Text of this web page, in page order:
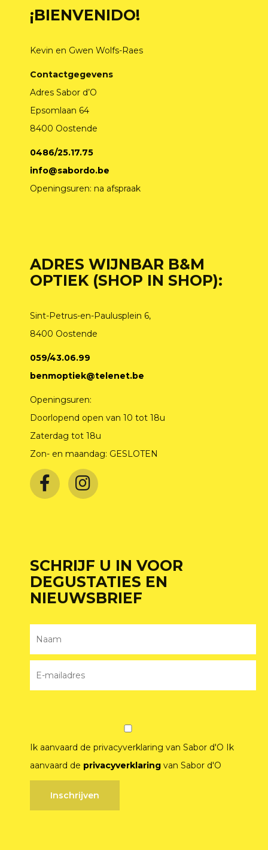
¡BIENVENIDO!
Kevin en Gwen Wolfs-Raes
Contactgegevens
Adres Sabor d’O
Epsomlaan 64
8400 Oostende
0486/25.17.75
info@sabordo.be
Openingsuren: na afspraak
ADRES WIJNBAR B&M
OPTIEK (SHOP IN SHOP):
Sint-Petrus-en-Paulusplein 6,
8400 Oostende
059/43.06.99
benmoptiek@telenet.be
Openingsuren:
Doorlopend open van 10 tot 18u
Zaterdag tot 18u
Zon- en maandag: GESLOTEN
SCHRIJF U IN VOOR
DEGUSTATIES EN
NIEUWSBRIEF
Ik aanvaard de privacyverklaring van Sabor d'O
Ik
aanvaard de privacyverklaringvan Sabor d'O